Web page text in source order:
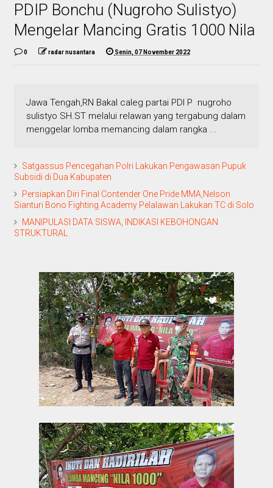
PDIP Bonchu (Nugroho Sulistyo)
Mengelar Mancing Gratis 1000 Nila
0 radar nusantara Senin, 07 November 2022
Jawa Tengah,RN Bakal caleg partai PDI P nugroho
sulistyo SH.ST melalui relawan yang tergabung dalam
menggelar lomba memancing dalam rangka ...
Satgassus Pencegahan Polri Lakukan Pengawasan Pupuk
Subsidi di Dua Kabupaten
Persiapkan Diri Final Contender One Pride MMA,Nelson
Sianturi Bono Fighting Academy Pelalawan Lakukan TC di Solo
MANIPULASI DATA SISWA, INDIKASI KEBOHONGAN
STRUKTURAL